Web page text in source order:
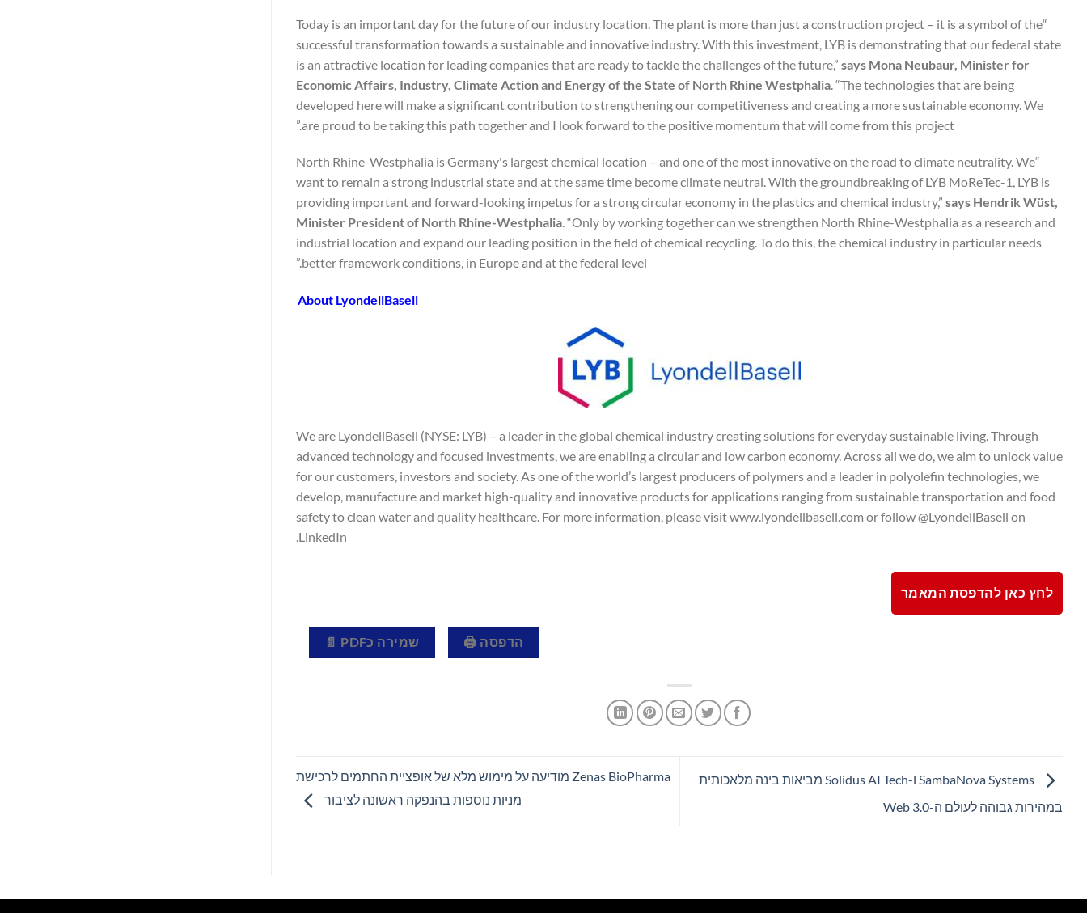
“Today is an important day for the future of our industry location. The plant is more than just a construction project – it is a symbol of the
successful transformation towards a sustainable and innovative industry. With this investment, LYB is demonstrating that our federal state
is an attractive location for leading companies that are ready to tackle the challenges of the future,” says Mona Neubaur, Minister for
Economic Affairs, Industry, Climate Action and Energy of the State of North Rhine Westphalia . “The technologies that are being
developed here will make a significant contribution to strengthening our competitiveness and creating a more sustainable economy. We
are proud to be taking this path together and I look forward to the positive momentum that will come from this project.”
“North Rhine-Westphalia is Germany's largest chemical location – and one of the most innovative on the road to climate neutrality. We
want to remain a strong industrial state and at the same time become climate neutral. With the groundbreaking of LYB MoReTec-1, LYB is
providing important and forward-looking impetus for a strong circular economy in the plastics and chemical industry,” says Hendrik Wüst,
Minister President of North Rhine-Westphalia. “Only by working together can we strengthen North Rhine-Westphalia as a research and
industrial location and expand our leading position in the field of chemical recycling. To do this, the chemical industry in particular needs
better framework conditions, in Europe and at the federal level.”
About LyondellBasell
We are LyondellBasell (NYSE: LYB) – a leader in the global chemical industry creating solutions for everyday sustainable living. Through
advanced technology and focused investments, we are enabling a circular and low carbon economy. Across all we do, we aim to unlock value
for our customers, investors and society. As one of the world’s largest producers of polymers and a leader in polyolefin technologies, we
develop, manufacture and market high-quality and innovative products for applications ranging from sustainable transportation and food
safety to clean water and quality healthcare. For more information, please visit www.lyondellbasell.com or follow @LyondellBasell on
LinkedIn.
לחץ כאן להדפסת המאמר
הדפסה 🖨 שמירה כPDF 📄
SambaNova Systems ו-Solidus AI Tech מביאות בינה מלאכותית
במהירות גבוהה לעולם ה-Web 3.0
Zenas BioPharma מודיעה על מימוש מלא של אופציית החתמים לרכישת
מניות נוספות בהנפקה ראשונה לציבור